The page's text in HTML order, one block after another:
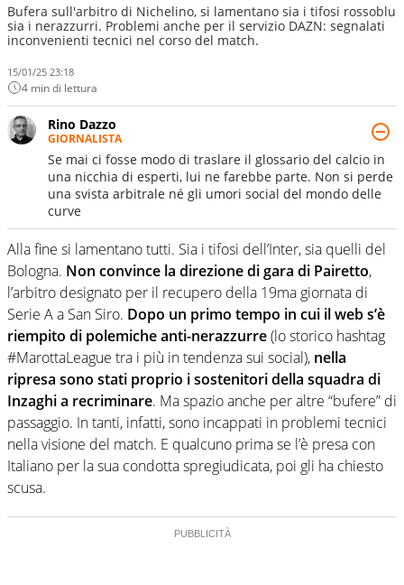
Bufera sull'arbitro di Nichelino, si lamentano sia i tifosi rossoblu
sia i nerazzurri. Problemi anche per il servizio DAZN: segnalati
inconvenienti tecnici nel corso del match.
15/01/25 23:18
4 min di lettura
Rino Dazzo
GIORNALISTA
Se mai ci fosse modo di traslare il glossario del calcio in
una nicchia di esperti, lui ne farebbe parte. Non si perde
una svista arbitrale né gli umori social del mondo delle
curve
Alla fine si lamentano tutti. Sia i tifosi dell’Inter, sia quelli del
Bologna. Non convince la direzione di gara di Pairetto,
l’arbitro designato per il recupero della 19ma giornata di
Serie A a San Siro. Dopo un primo tempo in cui il web s’è
riempito di polemiche anti-nerazzurre(lo storico hashtag
#MarottaLeague tra i più in tendenza sui social), nella
ripresa sono stati proprio i sostenitori della squadra di
Inzaghi a recriminare. Ma spazio anche per altre “bufere” di
passaggio. In tanti, infatti, sono incappati in problemi tecnici
nella visione del match. E qualcuno prima se l’è presa con
Italiano per la sua condotta spregiudicata, poi gli ha chiesto
scusa.